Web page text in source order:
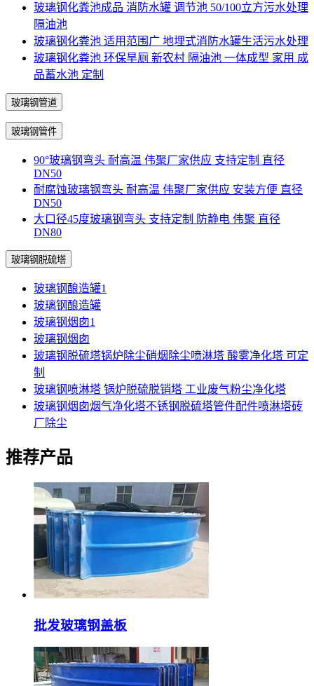
玻璃钢化粪池成品 消防水罐 调节池 50/100立方污水处理
隔油池
玻璃钢化粪池 适用范围广 地埋式消防水罐生活污水处理
玻璃钢化粪池 环保旱厕 新农村 隔油池 一体成型 家用 成
品蓄水池 定制
玻璃钢管道
玻璃钢管件
90°玻璃钢弯头 耐高温 伟聚厂家供应 支持定制 直径
DN50
耐腐蚀玻璃钢弯头 耐高温 伟聚厂家供应 安装方便 直径
DN50
大口径45度玻璃钢弯头 支持定制 防静电 伟聚 直径
DN80
玻璃钢脱硫塔
玻璃钢酿造罐1
玻璃钢酿造罐
玻璃钢烟囱1
玻璃钢烟囱
玻璃钢脱硫塔锅炉除尘硝烟除尘喷淋塔 酸雾净化塔 可定
制
玻璃钢喷淋塔 锅炉脱硫脱销塔 工业废气粉尘净化塔
玻璃钢烟囱烟气净化塔不锈钢脱硫塔管件配件喷淋塔砖
厂除尘
推荐产品
批发玻璃钢盖板